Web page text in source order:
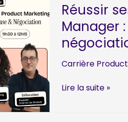
Manager:
les
vraies
différences
(et
choisir)
Réussir
Manager
Carrière
Réussir
Lire la suite »